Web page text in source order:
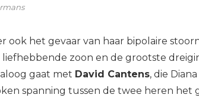
het gevaar van haar bipolaire
zoon en de grootste
gaat met David Cantens, die Diana
spanning tussen de twee heren het